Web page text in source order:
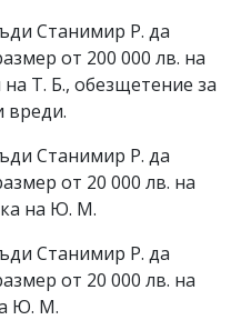
Станимир Р. да
от 200 000 лв. на
Т. Б., обезщетение за
вреди.
Станимир Р. да
от 20 000 лв. на
на Ю. М.
Станимир Р. да
от 20 000 лв. на
Ю. М.